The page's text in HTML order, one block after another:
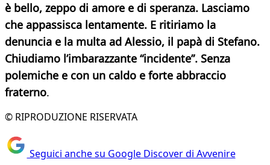
è bello, zeppo di amore e di speranza. Lasciamo
che appassisca lentamente. E ritiriamo la
denuncia e la multa ad Alessio, il papà di Stefano.
Chiudiamo l’imbarazzante “incidente”. Senza
polemiche e con un caldo e forte abbraccio
fraterno.
© RIPRODUZIONE RISERVATA
Seguici anche su Google Discover di Avvenire